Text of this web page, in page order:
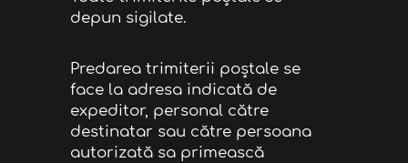
depun sigilate.
Predarea trimiterii poștale se
face la adresa indicată de
expeditor, personal către
destinatar sau către persoana
autorizată sa primească